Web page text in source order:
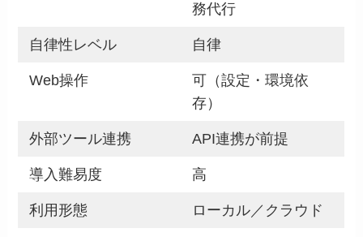
務代行
自律性レベル 自律
Web操作
可（設定・環境依
存）
外部ツール連携 API連携が前提
導入難易度 高
利用形態 ローカル／クラウド